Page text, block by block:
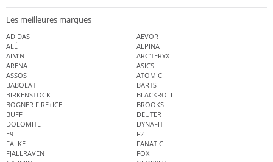
Les meilleures marques
ADIDAS
AEVOR
ALÉ
ALPINA
AIM'N
ARC'TERYX
ARENA
ASICS
ASSOS
ATOMIC
BABOLAT
BARTS
BIRKENSTOCK
BLACKROLL
BOGNER FIRE+ICE
BROOKS
BUFF
DEUTER
DOLOMITE
DYNAFIT
E9
F2
FALKE
FANATIC
FJÄLLRÄVEN
FOX